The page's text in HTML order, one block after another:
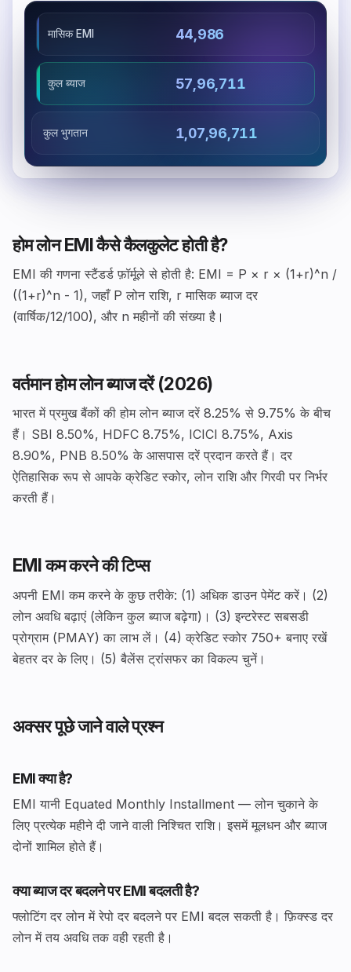
मासिक EMI ₹44,986
कुल ब्याज ₹57,96,711
कुल भुगतान ₹1,07,96,711
होम लोन EMI कैसे कैलकुलेट होती है?
EMI की गणना स्टैंडर्ड फ़ॉर्मूले से होती है: EMI = P × r × (1+r)^n /
((1+r)^n - 1), जहाँ P लोन राशि, r मासिक ब्याज दर
(वार्षिक/12/100), और n महीनों की संख्या है।
वर्तमान होम लोन ब्याज दरें (2026)
भारत में प्रमुख बैंकों की होम लोन ब्याज दरें 8.25% से 9.75% के बीच
हैं। SBI 8.50%, HDFC 8.75%, ICICI 8.75%, Axis
8.90%, PNB 8.50% के आसपास दरें प्रदान करते हैं। दर
ऐतिहासिक रूप से आपके क्रेडिट स्कोर, लोन राशि और गिरवी पर निर्भर
करती हैं।
EMI कम करने की टिप्स
अपनी EMI कम करने के कुछ तरीके: (1) अधिक डाउन पेमेंट करें। (2)
लोन अवधि बढ़ाएं (लेकिन कुल ब्याज बढ़ेगा)। (3) इन्टरेस्ट सबसडी
प्रोग्राम (PMAY) का लाभ लें। (4) क्रेडिट स्कोर 750+ बनाए रखें
बेहतर दर के लिए। (5) बैलेंस ट्रांसफर का विकल्प चुनें।
अक्सर पूछे जाने वाले प्रश्न
EMI क्या है?
EMI यानी Equated Monthly Installment — लोन चुकाने के
लिए प्रत्येक महीने दी जाने वाली निश्चित राशि। इसमें मूलधन और ब्याज
दोनों शामिल होते हैं।
क्या ब्याज दर बदलने पर EMI बदलती है?
फ्लोटिंग दर लोन में रेपो दर बदलने पर EMI बदल सकती है। फ़िक्स्ड दर
लोन में तय अवधि तक वही रहती है।